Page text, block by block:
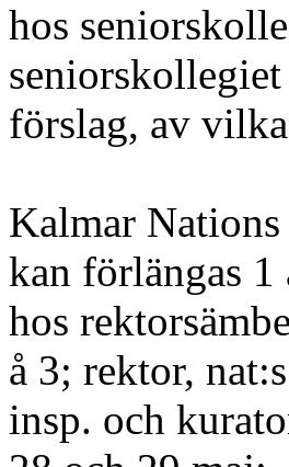
hos
förslag, av
Kalmar
kan förlängas 1
hos
å 3; rektor, nat:s
insp. och